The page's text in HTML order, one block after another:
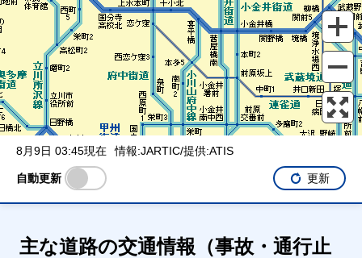
8月9日 03:45現在 情報:JARTIC/提供:ATIS
自動更新 更新
主な道路の交通情報（事故・通行止